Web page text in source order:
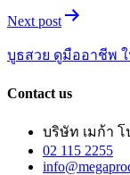
Next post
บูธสวย ดูมืออาชีพ ใ
Contact us
บริษัท เมก้า
02 115 2255